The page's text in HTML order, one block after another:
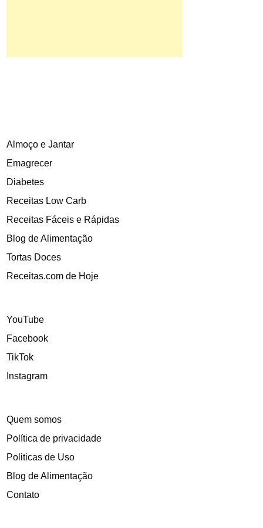
Almoço e Jantar
Emagrecer
Diabetes
Receitas Low Carb
Receitas Fáceis e Rápidas
Blog de Alimentação
Tortas Doces
Receitas.com de Hoje
YouTube
Facebook
TikTok
Instagram
Quem somos
Política de privacidade
Politicas de Uso
Blog de Alimentação
Contato